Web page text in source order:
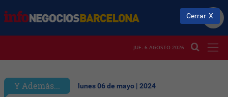
JUE. 6 AGOSTO 2026
Y Además... lunes 06 de mayo | 2024
Cerrar